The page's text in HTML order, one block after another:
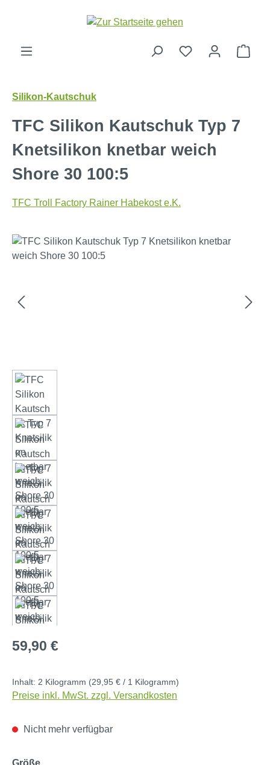
Zum Hauptinhalt springen
Silikon-Kautschuk
TFC Silikon Kautschuk Typ 7
Knetsilikon knetbar weich
Shore 30 100:5
TFC Troll Factory Rainer Habekost e.K.
Bildergalerie überspringen
Regulärer Preis:
59,90 €
Inhalt: 2 Kilogramm (29,95 € / 1 Kilogramm)
Preise inkl. MwSt. zzgl. Versandkosten
Nicht mehr verfügbar
Größeauswählen